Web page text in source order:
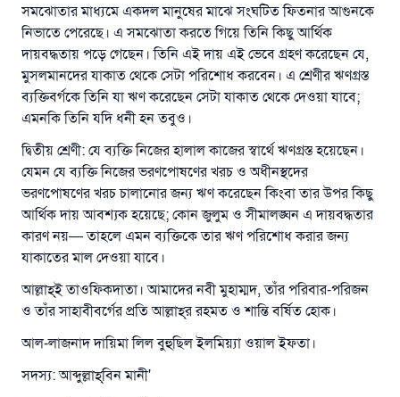
সমঝোতার মাধ্যমে একদল মানুষের মাঝে সংঘটিত ফিতনার আগুনকে
নিভাতে পেরেছে। এ সমঝোতা করতে গিয়ে তিনি কিছু আর্থিক
দায়বদ্ধতায় পড়ে গেছেন। তিনি এই দায় এই ভেবে গ্রহণ করেছেন যে,
মুসলমানদের যাকাত থেকে সেটা পরিশোধ করবেন। এ শ্রেণীর ঋণগ্রস্ত
ব্যক্তিবর্গকে তিনি যা ঋণ করেছেন সেটা যাকাত থেকে দেওয়া যাবে;
এমনকি তিনি যদি ধনী হন তবুও।
দ্বিতীয় শ্রেণী: যে ব্যক্তি নিজের হালাল কাজের স্বার্থে ঋণগ্রস্ত হয়েছেন।
যেমন যে ব্যক্তি নিজের ভরণপোষণের খরচ ও অধীনস্থদের
ভরণপোষণের খরচ চালানোর জন্য ঋণ করেছেন কিংবা তার উপর কিছু
আর্থিক দায় আবশ্যক হয়েছে; কোন জুলুম ও সীমালঙ্ঘন এ দায়বদ্ধতার
কারণ নয়— তাহলে এমন ব্যক্তিকে তার ঋণ পরিশোধ করার জন্য
যাকাতের মাল দেওয়া যাবে।
আল্লাহ্‌ই তাওফিকদাতা। আমাদের নবী মুহাম্মদ, তাঁর পরিবার-পরিজন
ও তাঁর সাহাবীবর্গের প্রতি আল্লাহ্‌র রহমত ও শান্তি বর্ষিত হোক।
আল-লাজনাদ দায়িমা লিল বুহুছিল ইলমিয়্যা ওয়াল ইফতা।
সদস্য: আব্দুল্লাহ্‌বিন মানী'
এখনই শরীক হোন